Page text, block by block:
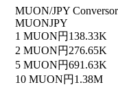
MUON/JPY
MUONJPY
1 MUON円138.33K
2 MUON円276.65K
5 MUON円691.63K
10 MUON円1.38M